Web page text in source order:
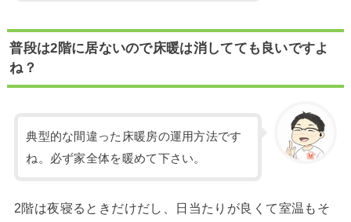
普段は2階に居ないので床暖は消してても良いですよ
ね？
典型的な間違った床暖房の運用方法です
ね。必ず家全体を暖めて下さい。
2階は夜寝るときだけだし、日当たりが良くて室温もそ